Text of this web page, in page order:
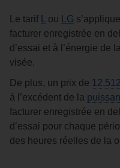
Le tarif ou LG
facturer enregistrée en
d’essai et à l’énergie de
visée.
De plus, un prix de
à l’excédent de la
facturer enregistrée en
d’essai pour chaque
des heures réelles de la